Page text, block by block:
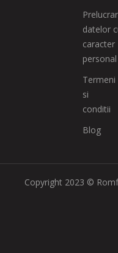
datelor
caracter
personal
Termeni
si
conditii
Blog
Copyright 2023 ©